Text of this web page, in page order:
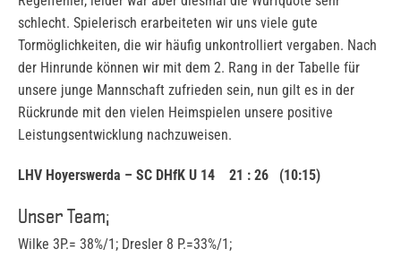
schlecht. Spielerisch erarbeiteten wir uns viele gute
Tormöglichkeiten, die wir häufig unkontrolliert vergaben. Nach
der Hinrunde können wir mit dem 2. Rang in der Tabelle für
unsere junge Mannschaft zufrieden sein, nun gilt es in der
Rückrunde mit den vielen Heimspielen unsere positive
Leistungsentwicklung nachzuweisen.
LHV Hoyerswerda – SC DHfK U 14 21 : 26 (10:15)
Unser Team;
Wilke 3P.= 38%/1; Dresler 8 P.=33%/1;